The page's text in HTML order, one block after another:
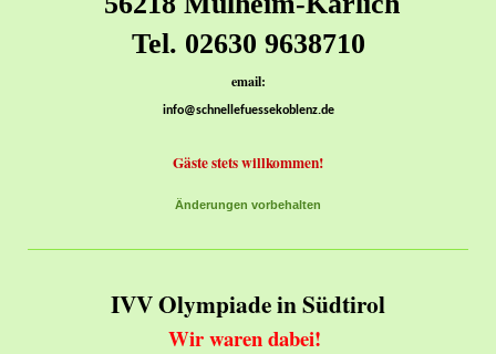
Tel. 02630 9638710
email:
info@schnellefuessekoblenz.de
Gäste stets willkommen!
Änderungen vorbehalten
IVV Olympiade in Südtirol
Wir waren dabei!